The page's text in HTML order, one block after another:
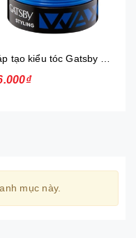
Sáp tạo kiểu tóc Gatsby Messi Layer Hard & Free 75g
mục này.